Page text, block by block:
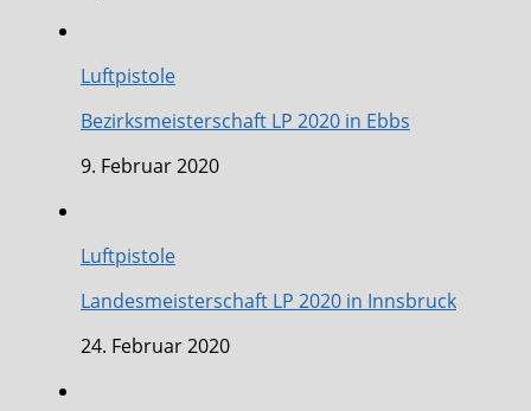
Luftpistole
Bezirksmeisterschaft LP 2020 in Ebbs
9. Februar 2020
Luftpistole
Landesmeisterschaft LP 2020 in Innsbruck
24. Februar 2020